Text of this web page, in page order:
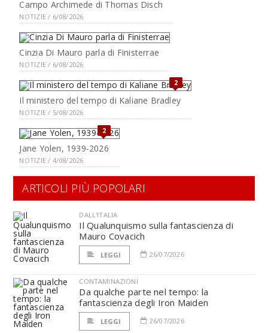
Campo Archimede di Thomas Disch
NOTIZIE / 6/08/2026
Cinzia Di Mauro parla di Finisterrae
NOTIZIE / 6/08/2026
2
Il ministero del tempo di Kaliane Bradley
NOTIZIE / 5/08/2026
2
Jane Yolen, 1939-2026
NOTIZIE / 4/08/2026
ARTICOLI PIÙ POPOLARI
DALL'ITALIA
Il Qualunquismo sulla fantascienza di
Mauro Covacich
LEGGI 26/07/2026
CONTAMINAZIONI
Da qualche parte nel tempo: la
fantascienza degli Iron Maiden
LEGGI 26/07/2026